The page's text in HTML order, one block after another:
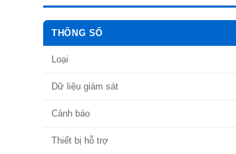
THÔNG SỐ
Loại
Dữ liệu giám sát
Cảnh báo
Thiết bị hỗ trợ